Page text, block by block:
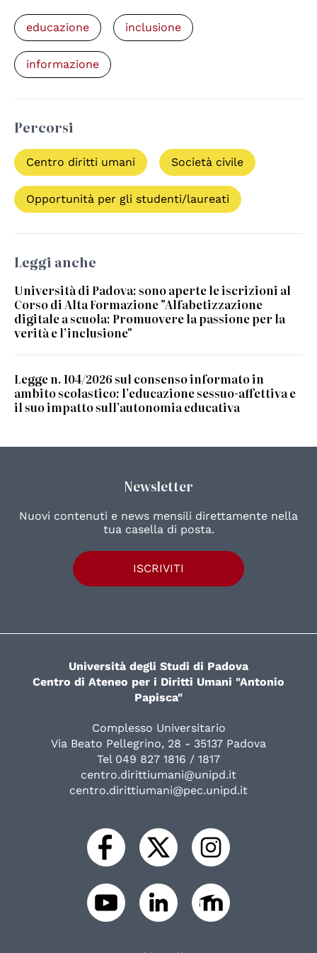
educazione inclusione
informazione
Percorsi
Centro diritti umani Società civile
Opportunità per gli studenti/laureati
Leggi anche
Università di Padova: sono aperte le iscrizioni al
Corso di Alta Formazione "Alfabetizzazione
digitale a scuola: Promuovere la passione per la
verità e l’inclusione"
Legge n. 104/2026 sul consenso informato in
ambito scolastico: l’educazione sessuo-affettiva e
il suo impatto sull’autonomia educativa
Newsletter
Nuovi contenuti e news mensili direttamente nella
tua casella di posta.
ISCRIVITI
Università degli Studi di Padova
Centro di Ateneo per i Diritti Umani "Antonio
Papisca"
Complesso Universitario
Via Beato Pellegrino, 28 - 35137 Padova
Tel 049 827 1816 / 1817
centro.dirittiumani@unipd.it
centro.dirittiumani@pec.unipd.it